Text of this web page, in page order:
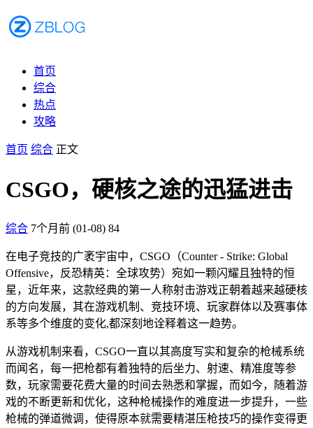
首页
综合
热点
攻略
首页 综合 正文
CSGO，硬核之途的迅猛进击
综合 7个月前 (01-08) 84
在电子竞技的广袤宇宙中，CSGO（Counter - Strike: Global
Offensive，反恐精英：全球攻势）宛如一颗闪耀且独特的恒
星，近年来，这款经典的第一人称射击游戏正朝着越来越硬核
的方向发展，其在游戏机制、竞技环境、玩家群体以及赛事体
系等多个维度的变化,都深刻地诠释着这一趋势。
从游戏机制来看，CSGO一直以其高度写实和复杂的枪械系统
而闻名，每一把枪都有着独特的后坐力、射速、精准度等参
数，玩家需要花费大量的时间去熟悉和掌握，而如今，随着游
戏的不断更新和优化，这种枪械操作的难度进一步提升，一些
枪械的弹道微调，使得原本就需要精湛压枪技巧的操作变得更